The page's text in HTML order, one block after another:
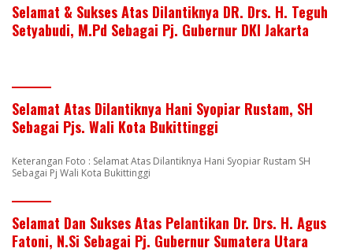
Selamat & Sukses Atas Dilantiknya DR. Drs. H. Teguh
Setyabudi, M.Pd Sebagai Pj. Gubernur DKI Jakarta
Selamat Atas Dilantiknya Hani Syopiar Rustam, SH
Sebagai Pjs. Wali Kota Bukittinggi
Keterangan Foto : Selamat Atas Dilantiknya Hani Syopiar Rustam SH
Sebagai Pj Wali Kota Bukittinggi
Selamat Dan Sukses Atas Pelantikan Dr. Drs. H. Agus
Fatoni, N.Si Sebagai Pj. Gubernur Sumatera Utara